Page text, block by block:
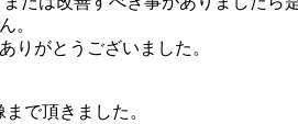
。
りがとうございました。